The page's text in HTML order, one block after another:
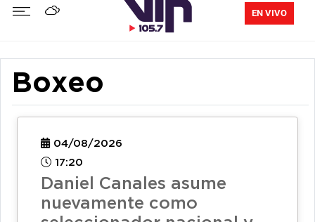
EN VIVO
Boxeo
04/08/2026
17:20
Daniel Canales asume
nuevamente como